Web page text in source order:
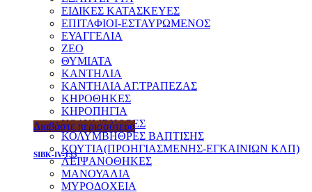
ΕΙΔΙΚΕΣ ΚΑΤΑΣΚΕΥΕΣ
ΕΠΙΤΑΦΙΟΙ-ΕΣΤΑΥΡΩΜΕΝΟΣ
ΕΥΑΓΓΕΛΙΑ
ΖΕΟ
ΘΥΜΙΑΤΑ
ΚΑΝΤΗΛΙΑ
ΚΑΝΤΗΛΙΑ ΑΓ.ΤΡΑΠΕΖΑΣ
ΚΗΡΟΘΗΚΕΣ
ΚΗΡΟΠΗΓΙΑ
ΚΟΛΥΜΒΗΘΡΕΣ
ΚΟΛΥΜΒΗΘΡΕΣ ΒΑΠΤΙΣΗΣ
ΚΟΥΤΙΑ(ΠΡΟΗΓΙΑΣΜΕΝΗΣ-ΕΓΚΑΙΝΙΩΝ ΚΛΠ)
ΛΕΙΨΑΝΟΘΗΚΕΣ
ΜΑΝΟΥΑΛΙΑ
ΜΥΡΟΔΟΧΕΙΑ
Διαβάστε περισσότερα
SIBK-IV-133